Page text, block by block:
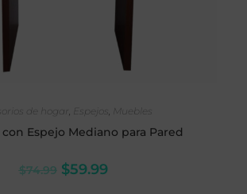
de hogar , Espejos , Muebles
Espejo Mediano para Pared
$74.99 $59.99